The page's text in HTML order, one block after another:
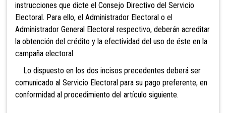
instrucciones que dicte el Consejo Directivo del Servicio
Electoral. Para ello, el Administrador Electoral o el
Administrador General Electoral respectivo, deberán acreditar
la obtención del crédito y la efectividad del uso de éste en la
campaña electoral.
Lo dispuesto en los dos incisos precedentes deberá ser
comunicado al Servicio Electoral para su pago preferente, en
conformidad al procedimiento del artículo siguiente.